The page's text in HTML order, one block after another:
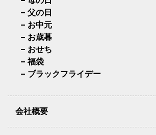
父の日
お中元
お歳暮
おせち
福袋
ブラックフライデー
会社概要